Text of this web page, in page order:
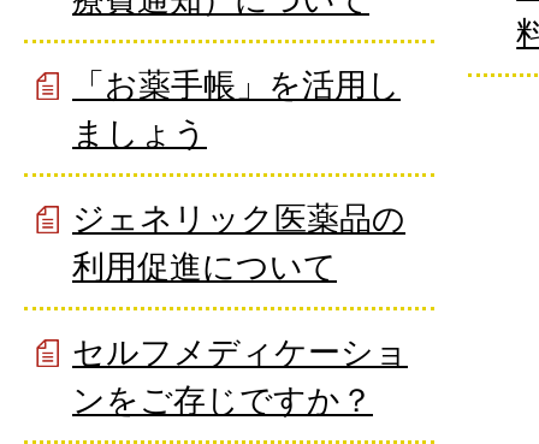
「お薬手帳」を活用し
ましょう
ジェネリック医薬品の
利用促進について
セルフメディケーショ
ンをご存じですか？